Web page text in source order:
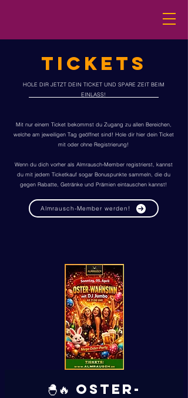
TICKETS
HOLE DIR JETZT DEIN TICKET UND SPARE ZEIT BEIM
EINLASS!
Mit nur einem Ticket bekommst du Zugang zu allen Bereichen,
welche am jeweiligen Tag geöffnet sind! Hole dir hier dein Ticket
mit oder ohne Registrierung!
Wenn du dich vorher als Almrausch-Member registrierst, kannst
du mit jedem Ticketkauf sogar Bonuspunkte sammeln, die du
gegen Rabatte, Getränke und Prämien eintauschen kannst!
Almrausch-Member werden!
🐣🔥 OSTER-